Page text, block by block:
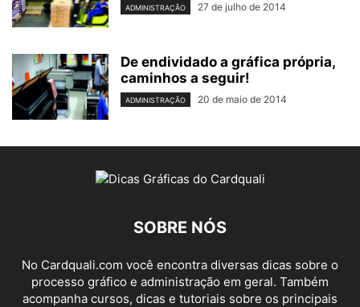
ADMINISTRAÇÃO 27 de julho de 2014
De endividado a gráfica própria,
caminhos a seguir!
ADMINISTRAÇÃO 20 de maio de 2014
SOBRE NÓS
No Cardquali.com você encontra diversas dicas sobre o
processo gráfico e administração em geral. Também
acompanha cursos, dicas e tutoriais sobre os principais